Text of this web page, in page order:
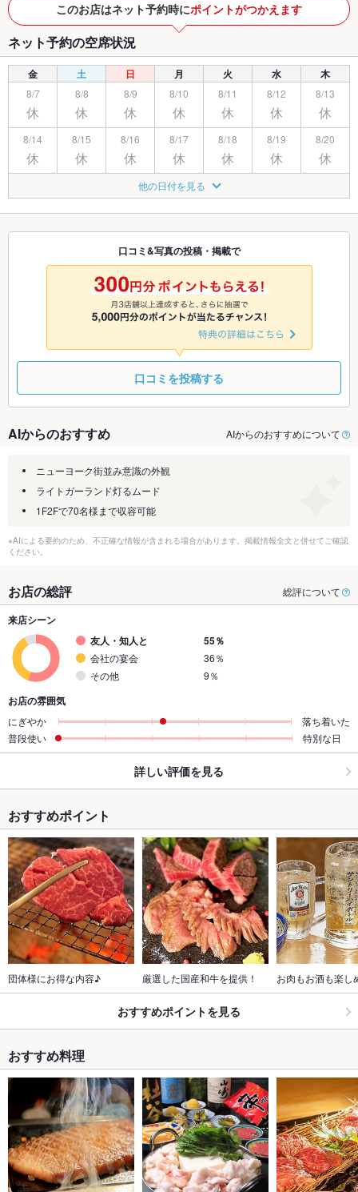
このお店はネット予約時にポイントがつかえます
ネット予約の空席状況
金 土 日 月 火 水 木
8/7
休
8/8
休
8/9
休
8/10
休
8/11
休
8/12
休
8/13
休
8/14
休
8/15
休
8/16
休
8/17
休
8/18
休
8/19
休
8/20
休
休 休
8/23
休
8/24
休
8/25
休 休 休
8/28 8/29 8/30
休
8/31
休
9/1
休
9/2 9/3
9/6
休 休 休
他の日付を見る
口コミ&写真の投稿・掲載で
口コミを投稿する
AIからのおすすめ AIからのおすすめについて
ニューヨーク街並み意識の外観
ライトガーランド灯るムード
1F2Fで70名様まで収容可能
※AIによる要約のため、不正確な情報が含まれる場合があります。掲載情報全文と併せてご確認
ください。
お店の総評 総評について
来店シーン
友人・知人と
55％
会社の宴会
36％
その他
9％
お店の雰囲気
にぎやか
落ち着いた
普段使い
特別な日
詳しい評価を見る
おすすめポイント
団体様にお得な内容♪ 厳選した国産和牛を提供！ お肉もお酒も楽し
おすすめポイントを見る
おすすめ料理